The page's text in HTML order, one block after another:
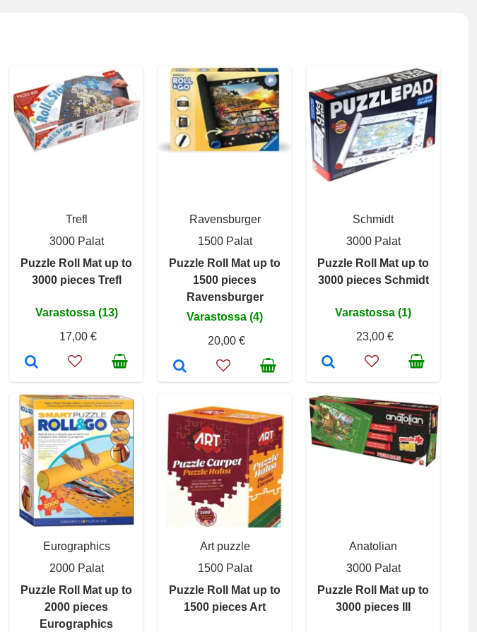
Trefl
3000 Palat
Puzzle Roll Mat up to
3000 pieces Trefl
Varastossa (13)
17,00 €
Ravensburger
1500 Palat
Puzzle Roll Mat up to
1500 pieces
Ravensburger
Varastossa (4)
20,00 €
Schmidt
3000 Palat
Puzzle Roll Mat up to
3000 pieces Schmidt
Varastossa (1)
23,00 €
Eurographics
2000 Palat
Puzzle Roll Mat up to
2000 pieces
Eurographics
Art puzzle
1500 Palat
Puzzle Roll Mat up to
1500 pieces Art
Anatolian
3000 Palat
Puzzle Roll Mat up to
3000 pieces III